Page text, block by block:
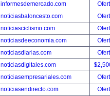
informesdemercado.com
noticiasbaloncesto.com
noticiasciclismo.com
noticiasdeeconomia.com
noticiasdiarias.com
noticiasdigitales.com
noticiasempresariales.com
noticiasendirecto.com